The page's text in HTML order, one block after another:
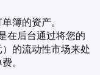
簿的资产。
在后台通过将您的
的流动性市场来处
。